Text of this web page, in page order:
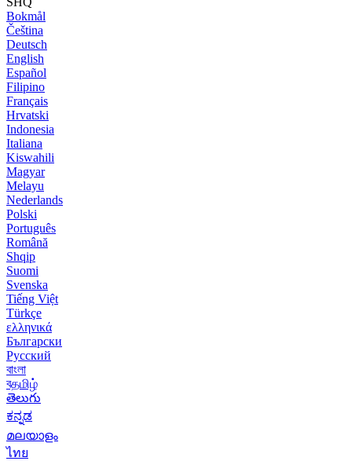
Bokmål
Čeština
Deutsch
English
Español
Filipino
Français
Hrvatski
Indonesia
Italiana
Kiswahili
Magyar
Melayu
Nederlands
Polski
Português
Română
Shqip
Suomi
Svenska
Tiếng Việt
Türkçe
ελληνικά
Български
Русский
বাংলা
বதமிழ்
తెలుగు
ಕನ್ನಡ
മലയാളം
ไทย